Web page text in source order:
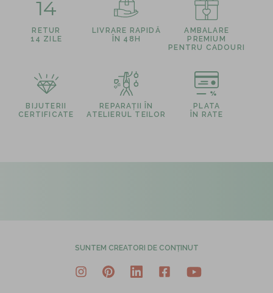
14
RETUR
14 ZILE
LIVRARE RAPIDĂ
ÎN 48H
AMBALARE
PREMIUM
PENTRU CADOURI
BIJUTERII
CERTIFICATE
REPARAȚII ÎN
ATELIERUL TEILOR
PLATA
ÎN RATE
SUNTEM CREATORI DE CONȚINUT